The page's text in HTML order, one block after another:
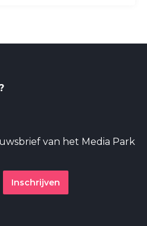
van het Media Park
Inschrijven